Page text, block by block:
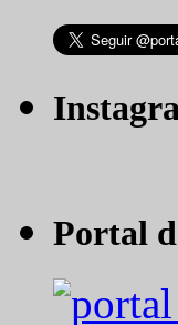
Portal